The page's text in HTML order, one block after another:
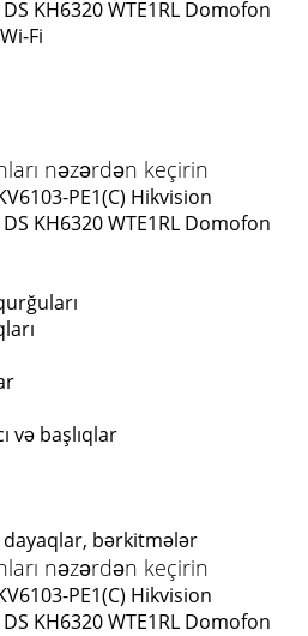
KH6320 WTE1RL Domofon
Fi
nəzərdən keçirin
PE1(C) Hikvision
KH6320 WTE1RL Domofon
və başlıqlar
bərkitmələr
nəzərdən keçirin
PE1(C) Hikvision
KH6320 WTE1RL Domofon